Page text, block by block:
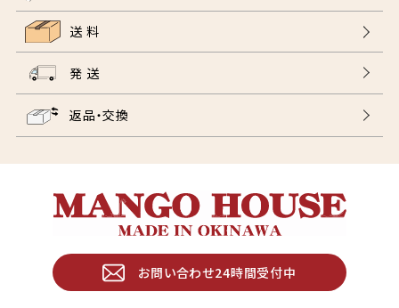
送 料
発 送
返品・交換
お問い合わせ24時間受付中